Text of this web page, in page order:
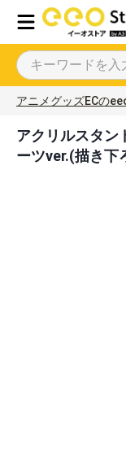
アニメグッズECの
アクリルスタン
ーツver.(描き下